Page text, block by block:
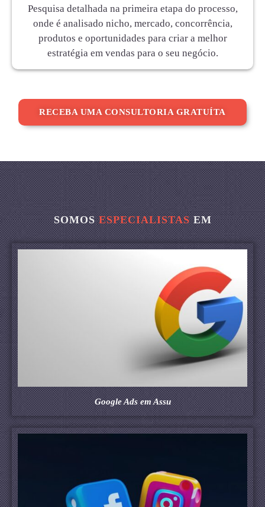
Pesquisa detalhada na primeira etapa do processo,
onde é analisado nicho, mercado, concorrência,
produtos e oportunidades para criar a melhor
estratégia em vendas para o seu negócio.
RECEBA UMA CONSULTORIA GRATUÍTA
SOMOSESPECIALISTASEM
Google Ads em Assu